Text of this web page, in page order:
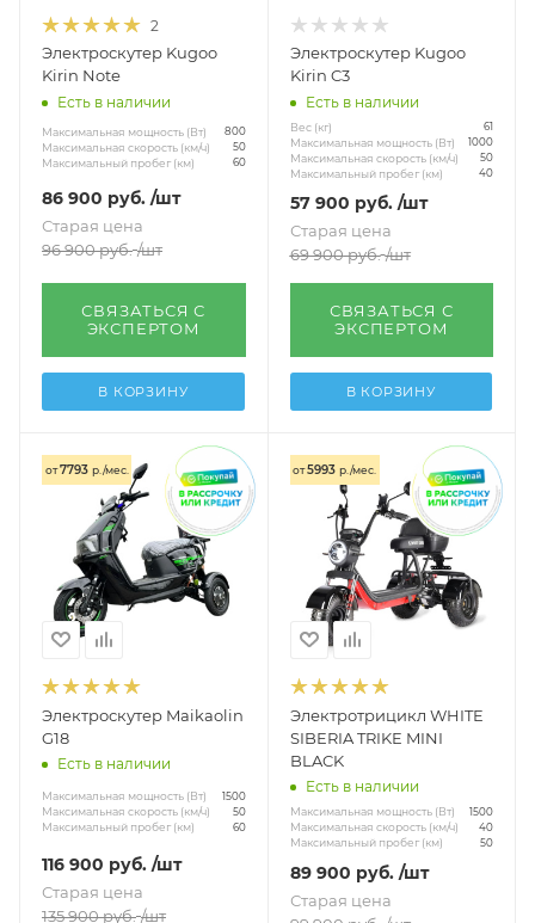
2
Электроскутер Kugoo
Kirin Note
Есть в наличии
Максимальная мощность (Вт) 800
Максимальная скорость (км/ч) 50
Максимальный пробег (км) 60
86 900 руб. /шт
Старая цена
96 900руб. /шт
СВЯЗАТЬСЯ С
ЭКСПЕРТОМ
В КОРЗИНУ
Электроскутер Kugoo
Kirin C3
Есть в наличии
Вес (кг) 61
Максимальная мощность (Вт) 1000
Максимальная скорость (км/ч) 50
Максимальный пробег (км) 40
57 900 руб. /шт
Старая цена
69 900руб. /шт
СВЯЗАТЬСЯ С
ЭКСПЕРТОМ
В КОРЗИНУ
от7793 р./мес.
Электроскутер Maikaolin
G18
Есть в наличии
Максимальная мощность (Вт) 1500
Максимальная скорость (км/ч) 50
Максимальный пробег (км) 60
116 900 руб. /шт
Старая цена
135 900руб. /шт
от5993 р./мес.
Электротрицикл WHITE
SIBERIA TRIKE MINI
BLACK
Есть в наличии
Максимальная мощность (Вт) 1500
Максимальная скорость (км/ч) 40
Максимальный пробег (км) 50
89 900 руб. /шт
Старая цена